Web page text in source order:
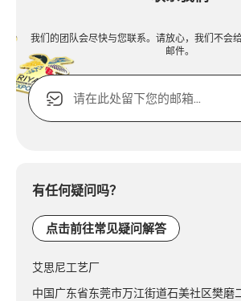
我们的团队会尽快与您联系。请放心，我们不会
邮件。
电
子
邮
电
有任何疑问吗？
点击前往常见疑问解答
艾思尼工艺厂
中国广东省东莞市万江街道石美社区樊磨